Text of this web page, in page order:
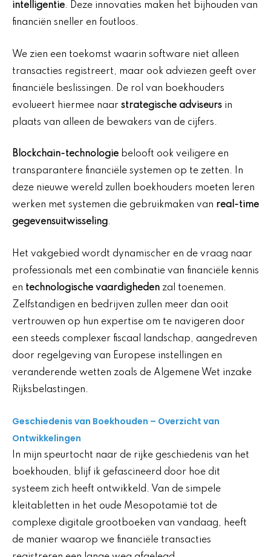
intelligentie. Deze innovaties maken het bijhouden van
financiën sneller en foutloos.
We zien een toekomst waarin software niet alleen
transacties registreert, maar ook adviezen geeft over
financiële beslissingen. De rol van boekhouders
evolueert hiermee naar strategische adviseurs in
plaats van alleen de bewakers van de cijfers.
Blockchain-technologie belooft ook veiligere en
transparantere financiële systemen op te zetten. In
deze nieuwe wereld zullen boekhouders moeten leren
werken met systemen die gebruikmaken van real-time
gegevensuitwisseling.
Het vakgebied wordt dynamischer en de vraag naar
professionals met een combinatie van financiële kennis
en technologische vaardigheden zal toenemen.
Zelfstandigen en bedrijven zullen meer dan ooit
vertrouwen op hun expertise om te navigeren door
een steeds complexer fiscaal landschap, aangedreven
door regelgeving van Europese instellingen en
veranderende wetten zoals de Algemene Wet inzake
Rijksbelastingen.
Geschiedenis van Boekhouden – Overzicht van
Ontwikkelingen
In mijn speurtocht naar de rijke geschiedenis van het
boekhouden, blijf ik gefascineerd door hoe dit
systeem zich heeft ontwikkeld. Van de simpele
kleitabletten in het oude Mesopotamië tot de
complexe digitale grootboeken van vandaag, heeft
de manier waarop we financiële transacties